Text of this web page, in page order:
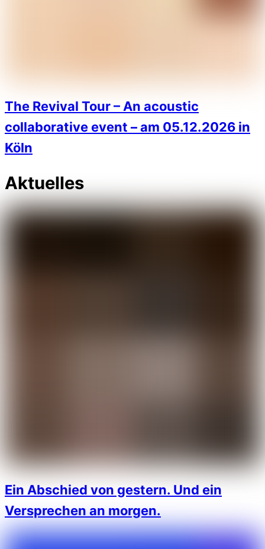
The Revival Tour – An acoustic
collaborative event – am 05.12.2026 in
Köln
Aktuelles
Ein Abschied von gestern. Und ein
Versprechen an morgen.